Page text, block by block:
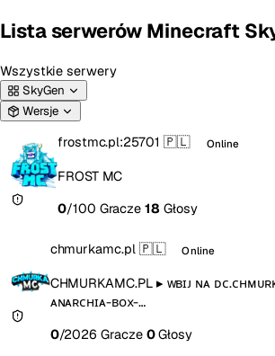
Lista serwerów Minecraft
Wszystkie serwery
SkyGen
Wersje
frostmc.pl:25701 🇵🇱 Online
FROST MC
0/100 Gracze 18 Głosy
chmurkamc.pl 🇵🇱 Online
CHMURKAMC.PL ▸ ᴡʙɪᴊ ɴᴀ
ᴀɴᴀʀᴄʜɪᴀ-ʙᴏx-…
0/2026 Gracze 0Głosy